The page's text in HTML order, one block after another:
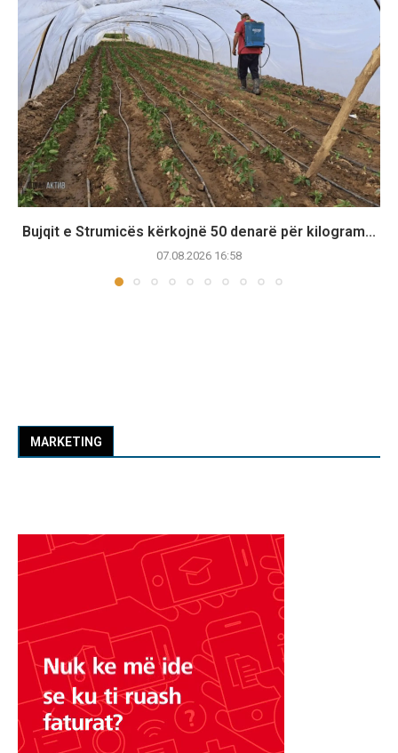
Bujqit e Strumicës kërkojnë 50 denarë për kilogram...
07.08.2026 16:58
MARKETING